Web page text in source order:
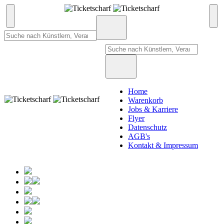
Home
Warenkorb
Jobs & Karriere
Flyer
Datenschutz
AGB's
Kontakt & Impressum